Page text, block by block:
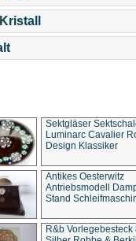
Sektgläser
Luminarc Cavalier
Design Klassiker
Antikes Oesterwitz
Antriebsmodell
Stand
R&b Vorlegebesteck